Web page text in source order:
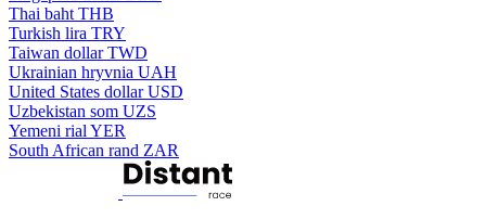
Thai baht THB
Turkish lira TRY
Taiwan dollar TWD
Ukrainian hryvnia UAH
United States dollar USD
Uzbekistan som UZS
Yemeni rial YER
South African rand ZAR